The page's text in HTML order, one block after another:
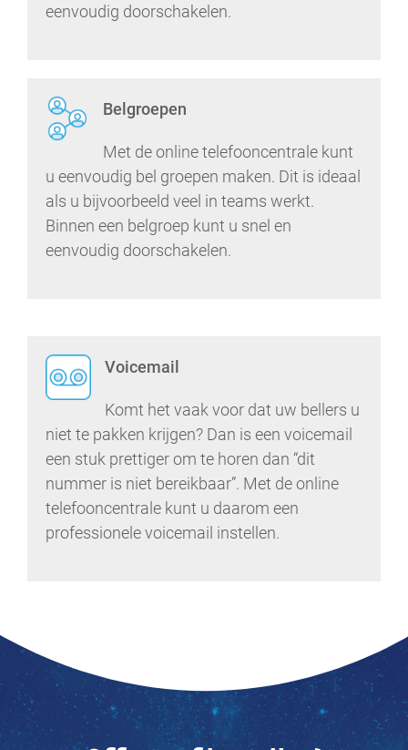
eenvoudig doorschakelen.
Belgroepen
Met de online telefooncentrale kunt
u eenvoudig bel groepen maken. Dit is ideaal
als u bijvoorbeeld veel in teams werkt.
Binnen een belgroep kunt u snel en
eenvoudig doorschakelen.
Voicemail
Komt het vaak voor dat uw bellers u
niet te pakken krijgen? Dan is een voicemail
een stuk prettiger om te horen dan “dit
nummer is niet bereikbaar”. Met de online
telefooncentrale kunt u daarom een
professionele voicemail instellen.